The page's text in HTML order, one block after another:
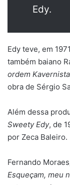
Edy.
Edy teve, em
também baiano
ordem
obra de Sérgio
Além dessa
Sweety Edy, de
por Zeca Baleiro.
Fernando
Esqueçam, meu